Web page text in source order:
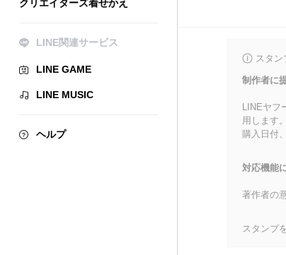
クリエイターズ着せかえ
LINE関連サービス
LINE GAME
LINE MUSIC
ヘルプ
スタン
制作者に
LINEヤフ
用します。
購入日付
対応機能
著作者の
スタンプ